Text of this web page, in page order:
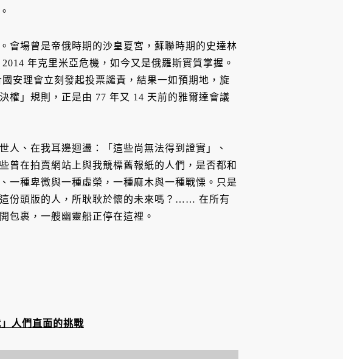
會場曾是帝俄時期的沙皇夏宮，蘇聯時期的史達林
年克里米亞危機，如今又是俄羅斯實質掌握。
安理會立刻發起投票譴責，結果一如預期地，旋
權」規則，正是由 77 年又 14 天前的雅爾達會議
人、在我耳邊迴盪：「這些尚無法得到證實」、
曾在拍賣網站上與我競標舊報紙的人們，是否都和
一種卑微與一種虛榮，一種麻木與一種戰慄。只是
份頭版的人，所耿耿於懷的未來嗎？…… 在所有
包裹，一艘幽靈船正停在這裡。
人們直面的挑戰